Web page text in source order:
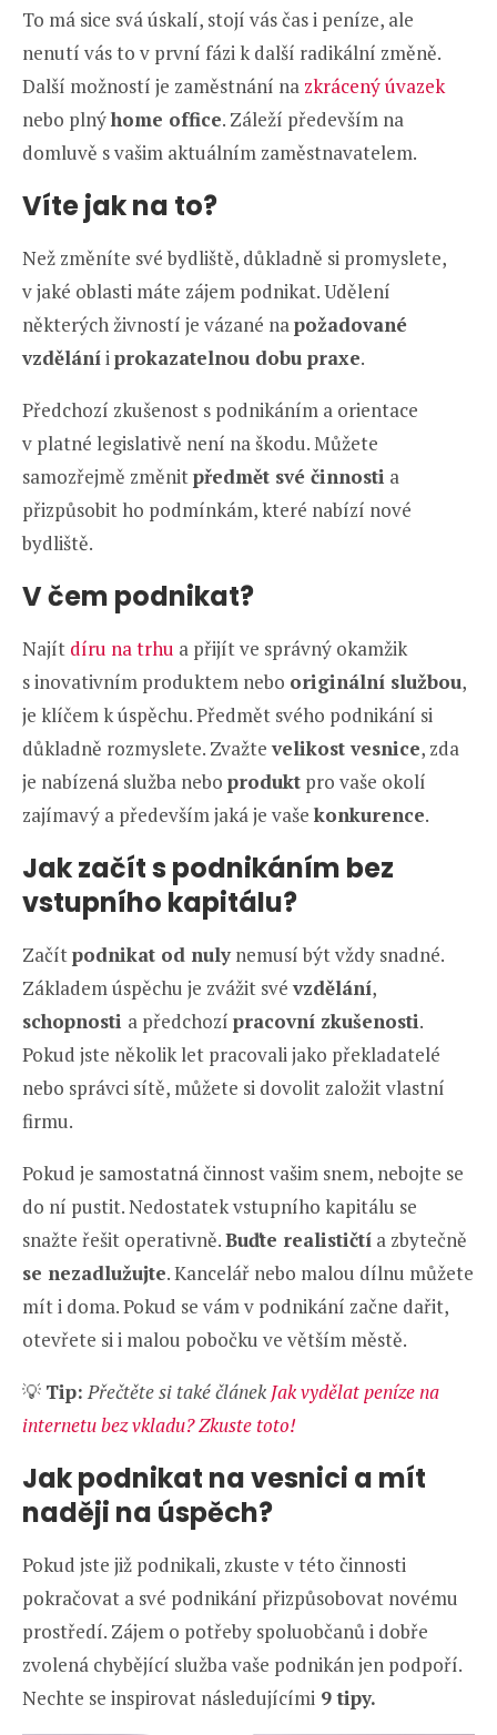
To má sice svá úskalí, stojí vás čas i peníze, ale
nenutí vás to v první fázi k další radikální změně.
Další možností je zaměstnání na zkrácený úvazek
nebo plnýhome office. Záleží především na
domluvě s vašim aktuálním zaměstnavatelem.
Víte jak na to?
Než změníte své bydliště, důkladně si promyslete,
v jaké oblasti máte zájem podnikat. Udělení
některých živností je vázané napožadované
vzděláníiprokazatelnou dobu praxe.
Předchozí zkušenost s podnikáním a orientace
v platné legislativě není na škodu. Můžete
samozřejmě změnitpředmět své činnosti a
přizpůsobit ho podmínkám, které nabízí nové
bydliště.
V čem podnikat?
Najít díru na trhu a přijít ve správný okamžik
s inovativním produktem nebo originální službou,
je klíčem k úspěchu. Předmět svého podnikání si
důkladně rozmyslete. Zvažte velikost vesnice, zda
je nabízená služba nebo produkt pro vaše okolí
zajímavý a především jaká je vaše konkurence.
Jak začít s podnikáním bez
vstupního kapitálu?
Začítpodnikat od nulynemusí být vždy snadné.
Základem úspěchu je zvážit své vzdělání,
schopnosti a předchozí pracovní zkušenosti.
Pokud jste několik let pracovali jako překladatelé
nebo správci sítě, můžete si dovolit založit vlastní
firmu.
Pokud je samostatná činnost vašim snem, nebojte se
do ní pustit. Nedostatek vstupního kapitálu se
snažte řešit operativně.Buďte realističtí a zbytečně
se nezadlužujte. Kancelář nebo malou dílnu můžete
mít i doma. Pokud se vám v podnikání začne dařit,
otevřete si i malou pobočku ve větším městě.
💡 Tip: Přečtěte si také článek Jak vydělat peníze na
internetu bez vkladu? Zkuste toto!
Jak podnikat na vesnici a mít
naději na úspěch?
Pokud jste již podnikali, zkuste v této činnosti
pokračovat a své podnikání přizpůsobovat novému
prostředí. Zájem o potřeby spoluobčanů i dobře
zvolená chybějící služba vaše podnikán jen podpoří.
Nechte se inspirovat následujícími 9 tipy.